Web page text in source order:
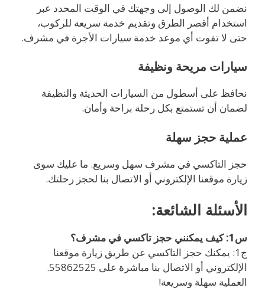
نضمن لك الوصول إلى وجهتك في الوقت المحدد عبر
استخدام أقصر الطرق وتقديم خدمة سريعة للركوب،
حتى لا تفوت أي موعد خدمة سيارات الأجرة في مشرف.
سيارات مريحة ونظيفة
نحافظ على أسطول من السيارات الحديثة والنظيفة
لضمان أن تستمتع بكل رحلة براحة وأمان.
عملية حجز سهلة
حجز التاكسي في مشرف سهل وسريع. ما عليك سوى
زيارة موقعنا الإلكتروني أو الاتصال بنا لحجز رحلتك.
الأسئلة الشائعة:
س1: كيف يمكنني حجز تاكسي في مشرف؟
ج1: يمكنك حجز التاكسي عن طريق زيارة موقعنا
الإلكتروني أو الاتصال بنا مباشرة على 55862525.
العملية سهلة وسريعة!